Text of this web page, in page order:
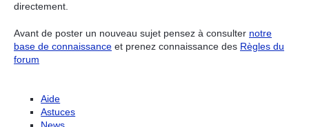
directement.
Avant de poster un nouveau sujet pensez à consulter notre
base de connaissance et prenez connaissance des Règles du
forum
Aide
Astuces